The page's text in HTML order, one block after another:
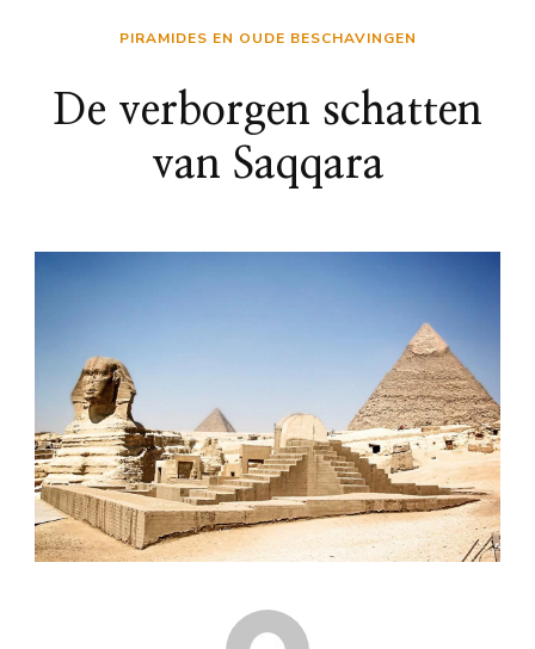
PIRAMIDES EN OUDE BESCHAVINGEN
De verborgen schatten
van Saqqara